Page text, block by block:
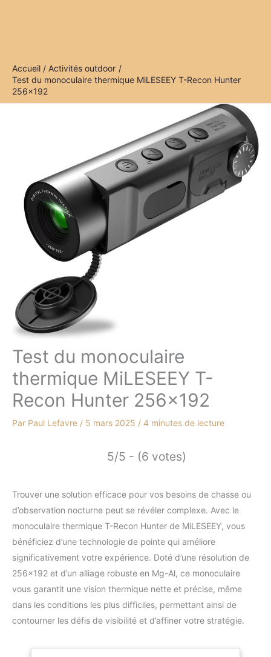
Accueil
Activités outdoor
Test du monoculaire thermique MiLESEEY T-Recon Hunter
256×192
Test du monoculaire
thermique MiLESEEY T-
Recon Hunter 256×192
Par Paul Lefavre / 5 mars 2025 / 4 minutes de lecture
5/5 - (6 votes)
Trouver une solution efficace pour vos besoins de chasse ou
d’observation nocturne peut se révéler complexe. Avec le
monoculaire thermique T-Recon Hunter de MiLESEEY, vous
bénéficiez d’une technologie de pointe qui améliore
significativement votre expérience. Doté d’une résolution de
256×192 et d’un alliage robuste en Mg-Al, ce monoculaire
vous garantit une vision thermique nette et précise, même
dans les conditions les plus difficiles, permettant ainsi de
contourner les défis de visibilité et d’affiner votre stratégie.